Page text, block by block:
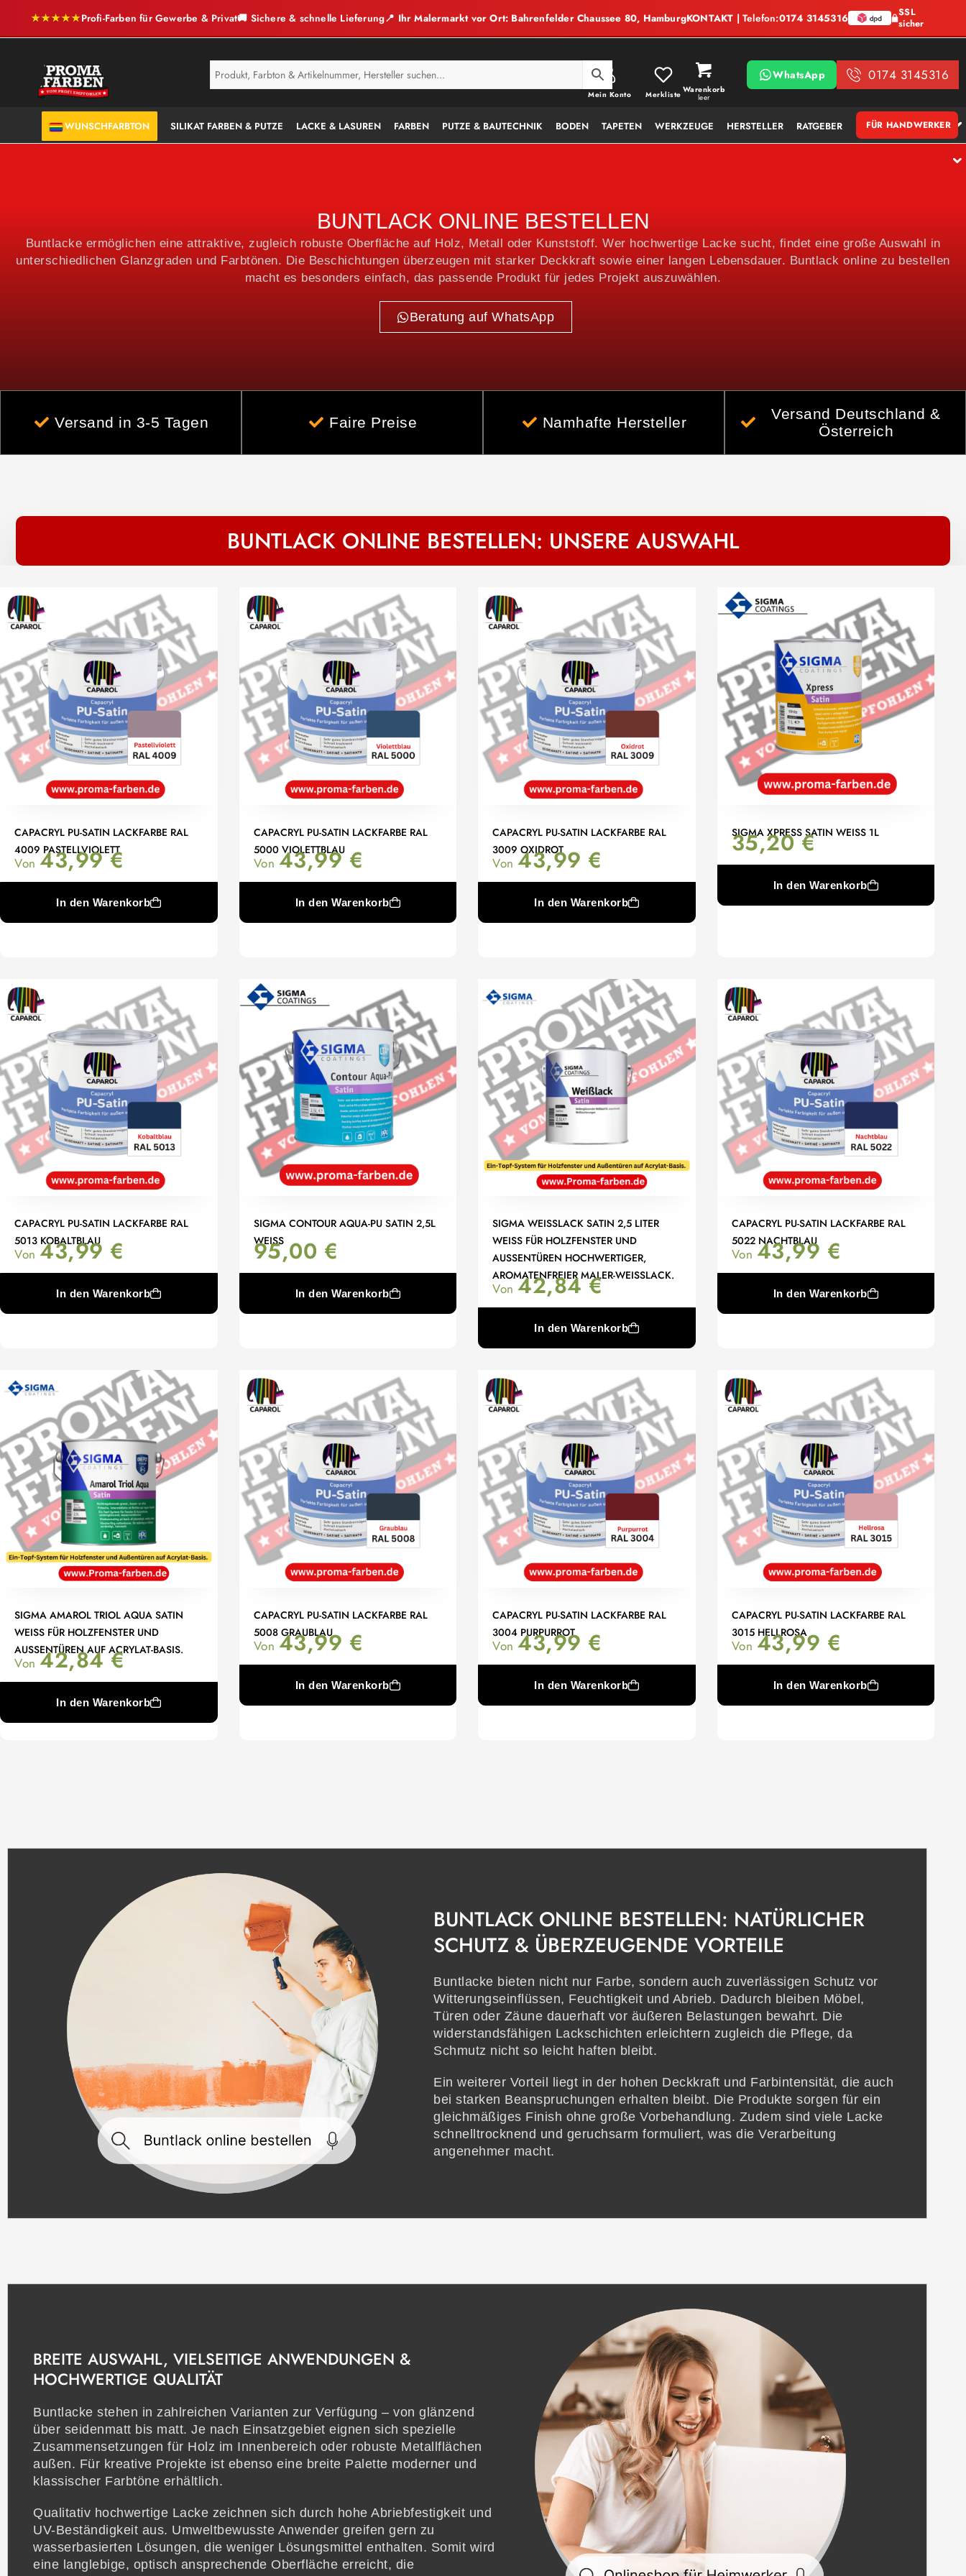
★★★★★Profi-Farben für Gewerbe & Privat🚚 Sichere & schnelle Lieferung📍 Ihr Malermarkt vor Ort: Bahrenfelder Chaussee 80, HamburgKONTAKT | Telefon:0174 3145316
SSL
sicher
Warenkorb
leer
Mein Konto Merkliste
WhatsApp 0174 3145316
SERVICE
ANTI-SCHIMMEL
WUNSCHFARBTON SILIKAT FARBEN & PUTZE LACKE & LASUREN FARBEN PUTZE & BAUTECHNIK BODEN TAPETEN WERKZEUGE HERSTELLER RATGEBER FÜR HANDWERKER
BUNTLACK ONLINE BESTELLEN
Buntlacke ermöglichen eine attraktive, zugleich robuste Oberfläche auf Holz, Metall oder Kunststoff. Wer hochwertige Lacke sucht, findet eine große Auswahl in
unterschiedlichen Glanzgraden und Farbtönen. Die Beschichtungen überzeugen mit starker Deckkraft sowie einer langen Lebensdauer. Buntlack online zu bestellen
macht es besonders einfach, das passende Produkt für jedes Projekt auszuwählen.
Beratung auf WhatsApp
Versand in 3-5 Tagen Faire Preise Namhafte Hersteller
Versand Deutschland &
Österreich
BUNTLACK ONLINE BESTELLEN: UNSERE AUSWAHL
CAPACRYL PU-SATIN LACKFARBE RAL
4009 PASTELLVIOLETT
Von 43,99€
In den Warenkorb
CAPACRYL PU-SATIN LACKFARBE RAL
5000 VIOLETTBLAU
Von 43,99€
In den Warenkorb
CAPACRYL PU-SATIN LACKFARBE RAL
3009 OXIDROT
Von 43,99 €
In den Warenkorb
SIGMA XPRESS SATIN WEISS 1L
35,20€
In den Warenkorb
CAPACRYL PU-SATIN LACKFARBE RAL
5013 KOBALTBLAU
Von 43,99 €
In den Warenkorb
SIGMA CONTOUR AQUA-PU SATIN 2,5L
WEISS
95,00 €
In den Warenkorb
SIGMA WEISSLACK SATIN 2,5 LITER
WEISS FÜR HOLZFENSTER UND
AUSSENTÜREN HOCHWERTIGER, A
ROMATENFREIER MALER-WEISSLACK.
Von 42,84€
In den Warenkorb
CAPACRYL PU-SATIN LACKFARBE RAL
5022 NACHTBLAU
Von 43,99 €
In den Warenkorb
SIGMA AMAROL TRIOL AQUA SATIN
WEISS FÜR HOLZFENSTER UND
AUSSENTÜREN AUF ACRYLAT-BASIS.
Von 42,84€
In den Warenkorb
CAPACRYL PU-SATIN LACKFARBE RAL
5008 GRAUBLAU
Von 43,99 €
In den Warenkorb
CAPACRYL PU-SATIN LACKFARBE RAL
3004 PURPURROT
Von 43,99 €
In den Warenkorb
CAPACRYL PU-SATIN LACKFARBE RAL
3015 HELLROSA
Von 43,99 €
In den Warenkorb
BUNTLACK ONLINE BESTELLEN: NATÜRLICHER
SCHUTZ & ÜBERZEUGENDE VORTEILE
Buntlacke bieten nicht nur Farbe, sondern auch zuverlässigen Schutz vor
Witterungseinflüssen, Feuchtigkeit und Abrieb. Dadurch bleiben Möbel,
Türen oder Zäune dauerhaft vor äußeren Belastungen bewahrt. Die
widerstandsfähigen Lackschichten erleichtern zugleich die Pflege, da
Schmutz nicht so leicht haften bleibt.
Ein weiterer Vorteil liegt in der hohen Deckkraft und Farbintensität, die auch
bei starken Beanspruchungen erhalten bleibt. Die Produkte sorgen für ein
gleichmäßiges Finish ohne große Vorbehandlung. Zudem sind viele Lacke
schnelltrocknend und geruchsarm formuliert, was die Verarbeitung
angenehmer macht.
BREITE AUSWAHL, VIELSEITIGE ANWENDUNGEN &
HOCHWERTIGE QUALITÄT
Buntlacke stehen in zahlreichen Varianten zur Verfügung – von glänzend
über seidenmatt bis matt. Je nach Einsatzgebiet eignen sich spezielle
Zusammensetzungen für Holz im Innenbereich oder robuste Metallflächen
außen. Für kreative Projekte ist ebenso eine breite Palette moderner und
klassischer Farbtöne erhältlich.
Qualitativ hochwertige Lacke zeichnen sich durch hohe Abriebfestigkeit und
UV-Beständigkeit aus. Umweltbewusste Anwender greifen gern zu
wasserbasierten Lösungen, die weniger Lösungsmittel enthalten. Somit wird
eine langlebige, optisch ansprechende Oberfläche erreicht, die